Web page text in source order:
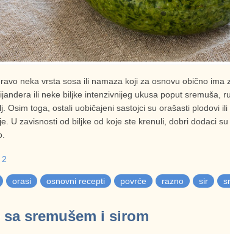
neka vrsta sosa ili namaza koji za osnovu obično ima
ili neke biljke intenzivnijeg ukusa poput sremuša,
Osim toga, ostali uobičajeni sastojci su orašasti plodovi
U zavisnosti od biljke od koje ste krenuli, dobri dodaci
orasi osnovni recepti povrće razno sir
sremušem i sirom